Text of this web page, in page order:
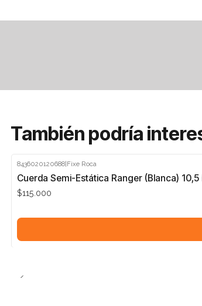
También podría
8436020120688|Fixe Roca
Cuerda Semi-Estática Ranger (Blanca) 10,5
$115.000